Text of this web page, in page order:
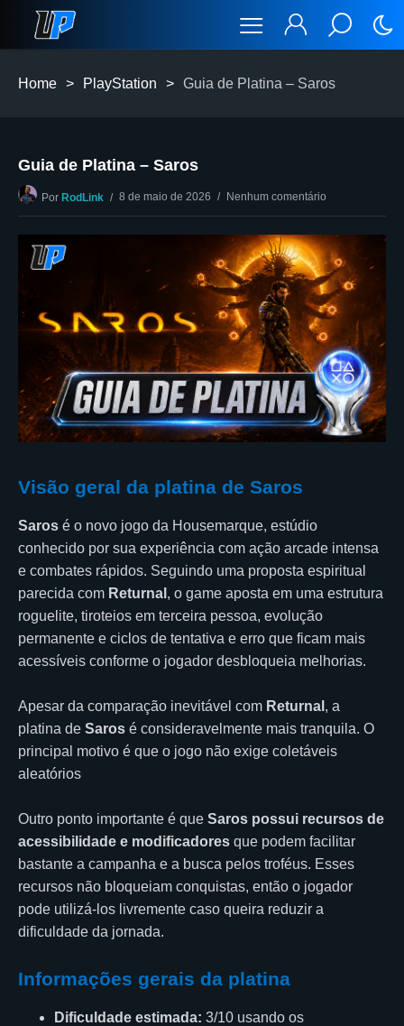
Home > PlayStation > Guia de Platina – Saros
Guia de Platina – Saros
Por RodLink 8 de maio de 2026 Nenhum comentário
Visão geral da platina de Saros
Saros é o novo jogo da Housemarque, estúdio
conhecido por sua experiência com ação arcade intensa
e combates rápidos. Seguindo uma proposta espiritual
parecida com Returnal , o game aposta em uma estrutura
roguelite, tiroteios em terceira pessoa, evolução
permanente e ciclos de tentativa e erro que ficam mais
acessíveis conforme o jogador desbloqueia melhorias.
Apesar da comparação inevitável com Returnal , a
platina de Saros é consideravelmente mais tranquila. O
principal motivo é que o jogo não exige coletáveis
aleatórios
Outro ponto importante é que Saros possui recursos de
acessibilidade e modificadores que podem facilitar
bastante a campanha e a busca pelos troféus. Esses
recursos não bloqueiam conquistas, então o jogador
pode utilizá-los livremente caso queira reduzir a
dificuldade da jornada.
Informações gerais da platina
Dificuldade estimada: 3/10 usando os